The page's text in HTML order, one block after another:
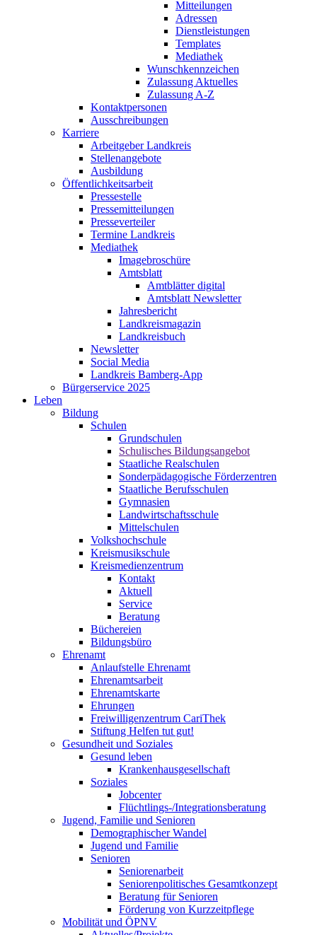
Mitteilungen
Adressen
Dienstleistungen
Templates
Mediathek
Wunschkennzeichen
Zulassung Aktuelles
Zulassung A-Z
Kontaktpersonen
Ausschreibungen
Karriere
Arbeitgeber Landkreis
Stellenangebote
Ausbildung
Öffentlichkeitsarbeit
Pressestelle
Pressemitteilungen
Presseverteiler
Termine Landkreis
Mediathek
Imagebroschüre
Amtsblatt
Amtblätter digital
Amtsblatt Newsletter
Jahresbericht
Landkreismagazin
Landkreisbuch
Newsletter
Social Media
Landkreis Bamberg-App
Bürgerservice 2025
Leben
Bildung
Schulen
Grundschulen
Schulisches Bildungsangebot
Staatliche Realschulen
Sonderpädagogische Förderzentren
Staatliche Berufsschulen
Gymnasien
Landwirtschaftsschule
Mittelschulen
Volkshochschule
Kreismusikschule
Kreismedienzentrum
Kontakt
Aktuell
Service
Beratung
Büchereien
Bildungsbüro
Ehrenamt
Anlaufstelle Ehrenamt
Ehrenamtsarbeit
Ehrenamtskarte
Ehrungen
Freiwilligenzentrum CariThek
Stiftung Helfen tut gut!
Gesundheit und Soziales
Gesund leben
Krankenhausgesellschaft
Soziales
Jobcenter
Flüchtlings-/Integrationsberatung
Jugend, Familie und Senioren
Demographischer Wandel
Jugend und Familie
Senioren
Seniorenarbeit
Seniorenpolitisches Gesamtkonzept
Beratung für Senioren
Förderung von Kurzzeitpflege
Mobilität und ÖPNV